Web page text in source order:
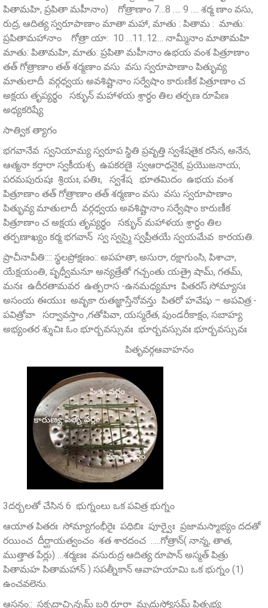
పితామహి, ప్రపితా మహీనాం) గోత్రాణాం 7…8 …. 9 …. శర్మ ణాం వసు,
రుద్ర, ఆదిత్య స్వరూపాణాం మాతా మహా, మాతు : పితామ : మాతు:
ప్రపితామహానాం గోత్రా యా: 10 …11..12… నామ్మీనాం మాతామహి
మాతు: పితామహి, మాతు: ప్రపితా మహీనాం ఉభయ వంశ పిత్రూణాం
తత్ గోత్రాణాం తత్ శర్మణాం వసు వసు స్వరూపాణాం పితృువ్య
మాతులాదీ వర్గధ్వయ అవశిష్టానాం సర్వేషాం కారుణీక పిత్రూణాం చ
అక్షయ తృప్యర్థం సకృున్ మహాళయ శ్రార్ధం తిల తర్పణ రూపేణ
అధ్యకరిష్యే
సాత్విక త్యాగం
భగవానేవ స్వనియామ్య స్వరూప స్థితి ప్రవృత్తి స్వశేషతైక రసేన, అనేన,
ఆత్మనా కర్తారా స్వకీయశ్చ ఉపకరణై స్వఆరాధనైక, ప్రయొజనాయ,
పరమపురుషః శ్రియః, పతిః, స్వశేష భూతమిదం ఉభయ వంశ
పిత్రూణాం తత్ గోత్రాణాం తత్ శర్మణాం వసు వసు స్వరూపాణాం
పితృువ్య మాతులాదీ వర్గధ్వయ అవశిష్టానాం సర్వేషాం కారుణీక
పిత్రూణాం చ అక్షయ తృప్యర్థం సకృున్ మహాళయ శ్రార్ధం తిల
తర్పణాఖ్యం కర్మ భగవాన్ స్వ స్వస్మై స్వప్రీతయే స్వయమేవ కారయతి.
ప్రాచీనావీతి:::: స్థలప్రోక్షణం:: అపహతా, అసురా, రక్షాగుంసి, పిశాచా,
యేక్షయంతి, పృధ్వీమనూ అన్యత్రేతో గచ్చంతు యత్రై షామ్‌, గతమ్‌,
మనః ఉదీరతామవర ఉత్పరాస -ఉనమధ్యమాః పితరస్ సోమ్యాసః
అసంయ ఈయుః అవృకా రుతజ్ఞాస్తేనోవన్తు పితరో హవేషు – అపవిత్ర:-
పవిత్రోవా సర్వావస్తాం ,గతోపివా, యస్మరేత, పుండరీకాక్షం, సబాహ్య
అభ్యంతర శ్శుచిః ఓం భూర్బవస్సువః భూర్బవస్సువః భూర్బవస్సువః
పితృవర్గఆవాహనం
3దర్బలతో చేసిన 6 భుగ్నంలు ఒక పవిత్ర భుగ్నం
ఆయాత పితరః సోమ్యాగంభీరైః పధిబిః పూర్వైః ప్రజామస్మాభ్యం దదతో
రయించ దీర్ఘాయత్వంచం శత శారదంచ …..గోత్రాన్‌( నాన్న, తాత,
ముత్తాత పేర్లు) …శర్మణః వసురుద్ర ఆదిత్య రూపాన్‌ అస్మత్‌ పిత్రు
పితామహ పితామహాన్‌ ) సపత్నీకాన్ ఆవాహయామి ఒక భుగ్నం (1)
ఉంచవలెను.
ఆసనం:: సకృదాచ్చిన్నమ్‌ బర్హి రూర్ణా మృదుస్యోసమ్‌ పితృభ్య